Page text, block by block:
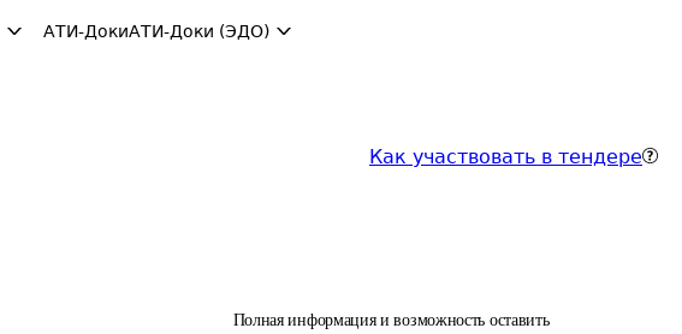
АТИ-ДокиАТИ-Доки (ЭДО)
Как участвовать в тендере
Полная информация и возможность оставить